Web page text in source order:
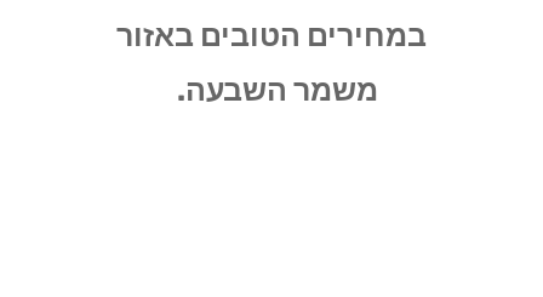
במחירים הטובים באזור
משמר השבעה.